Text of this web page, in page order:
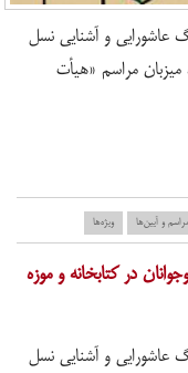
عاشورایی و آشنایی نسل
مذهبی، از ۲۸ خردادماه میزبان مراسم «هیأت
و آیین‌ها ویژه‌ها
در کتابخانه و موزه
عاشورایی و آشنایی نسل